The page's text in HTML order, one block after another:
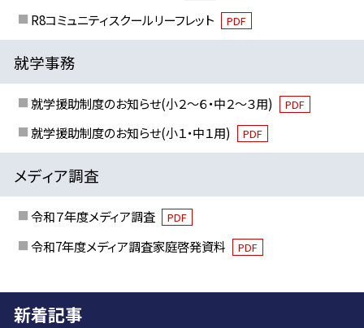
R8コミュニティスクールリーフレット PDF
就学事務
就学援助制度のお知らせ(小２～６・中２～３用) PDF
就学援助制度のお知らせ(小１・中１用) PDF
メディア調査
令和７年度メディア調査 PDF
令和7年度メディア調査家庭啓発資料 PDF
新着記事